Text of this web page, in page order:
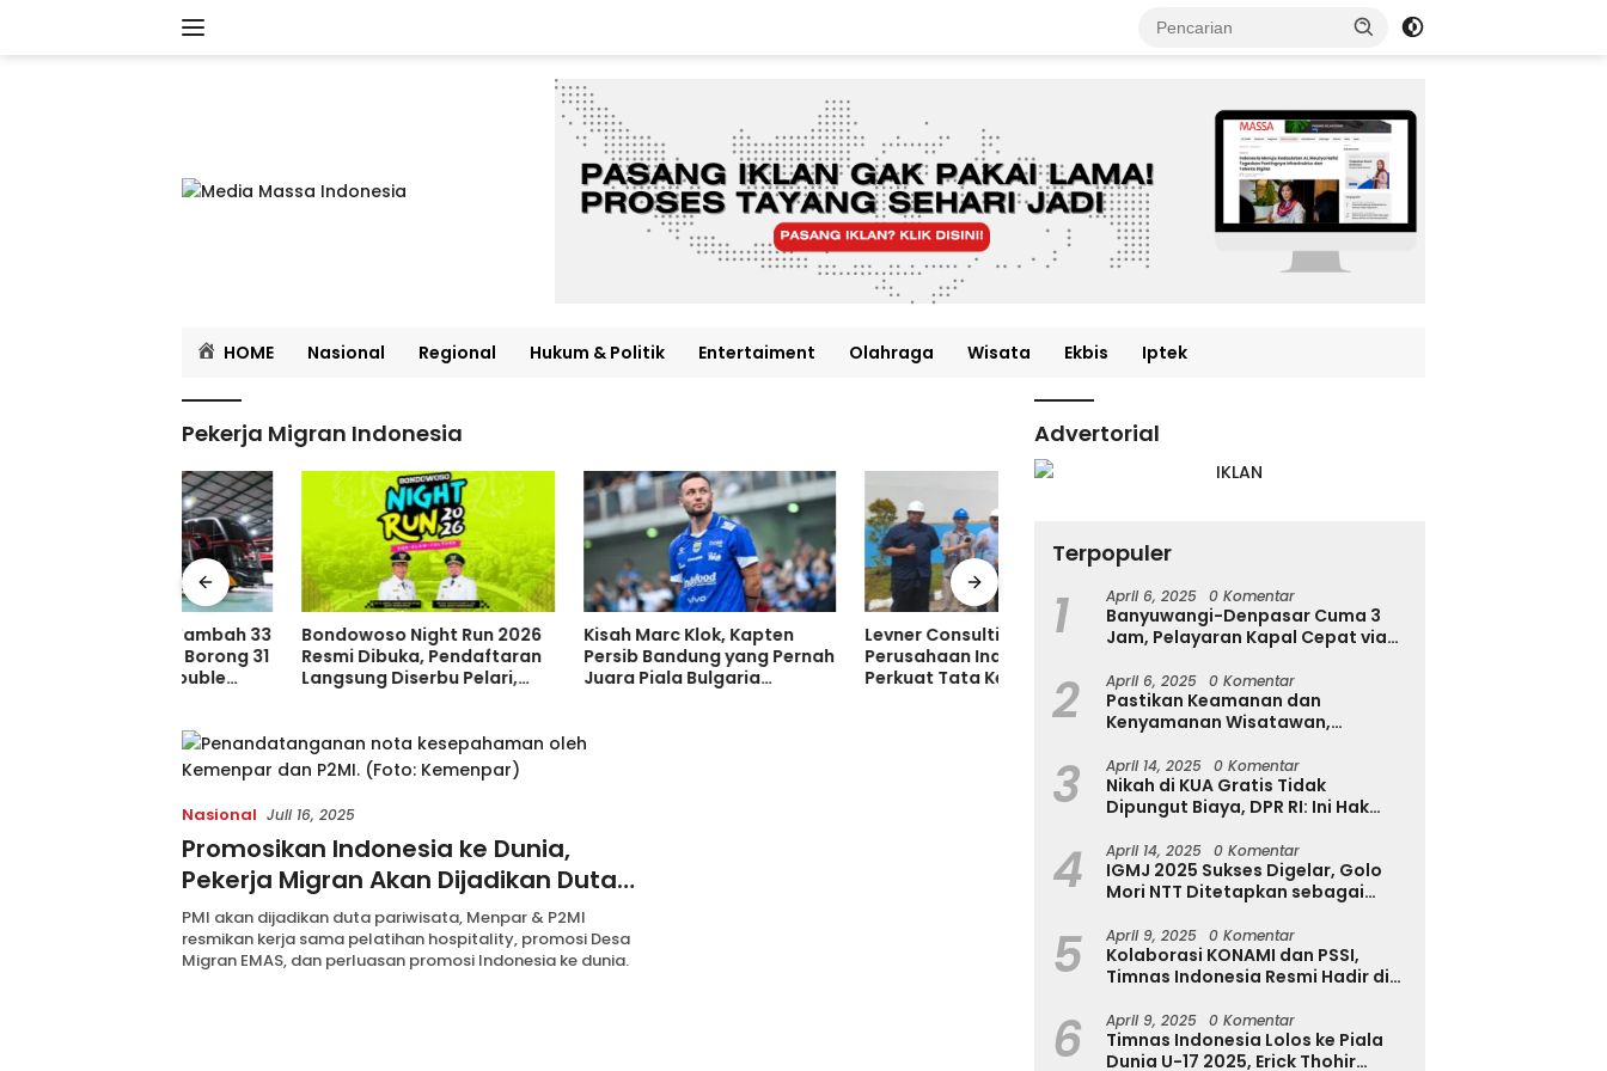
HOME Nasional Regional Hukum & Politik Entertaiment Olahraga Wisata Ekbis Iptek
Pekerja Migran Indonesia
Bondowoso Night Run 2026
Resmi Dibuka, Pendaftaran
Langsung Diserbu Pelari,
Kisah Marc Klok, Kapten
Persib Bandung yang Pernah
Juara Piala Bulgaria
Levner Consulting Dampingi
Perusahaan Indonesia
Perkuat Tata Kelola melalui
Rumah Diserang Rayap
Tanda Awalnya Sebelum
Kerusakan Makin Parah
Tekan Kecanduan Gadget,
3S untuk Pelajar
Nasional Juli 16, 2025
Promosikan Indonesia ke Dunia,
Pekerja Migran Akan Dijadikan Duta
Pariwisata
PMI akan dijadikan duta pariwisata, Menpar & P2MI
resmikan kerja sama pelatihan hospitality, promosi Desa
Migran EMAS, dan perluasan promosi Indonesia ke dunia.
Advertorial
Terpopuler
1 April 6, 2025 0 Komentar
Banyuwangi-Denpasar Cuma 3
Jam, Pelayaran Kapal Cepat via
Denpasar Segera Dibuka
2 April 6, 2025 0 Komentar
Pastikan Keamanan dan
Kenyamanan Wisatawan,
Tinjau Destinasi Wisata
3 April 14, 2025 0 Komentar
Nikah di KUA Gratis Tidak
Dipungut Biaya, DPR RI: Ini Hak
4 April 14, 2025 0 Komentar
IGMJ 2025 Sukses Digelar, Golo
Mori NTT Ditetapkan sebagai
5 April 9, 2025 0 Komentar
Kolaborasi KONAMI dan PSSI,
Timnas Indonesia Resmi Hadir di
6 April 9, 2025 0 Komentar
Timnas Indonesia Lolos ke Piala
Dunia U-17 2025, Erick Thohir